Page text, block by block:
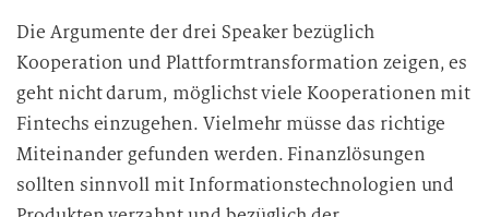
Die Argumente der drei Speaker bezüglich
Kooperation und Plattformtransformation zeigen, es
geht nicht darum, möglichst viele Kooperationen mit
Fintechs einzugehen. Vielmehr müsse das richtige
Miteinander gefunden werden. Finanzlösungen
sollten sinnvoll mit Informationstechnologien und